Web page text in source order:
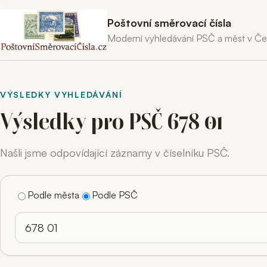
Poštovní směrovací čísla
Moderní vyhledávání PSČ a měst v
VÝSLEDKY VYHLEDÁVÁNÍ
Výsledky pro PSČ 678 01
Našli jsme odpovídající záznamy v číselníku PSČ.
Podle města Podle PSČ
Hledaný výraz